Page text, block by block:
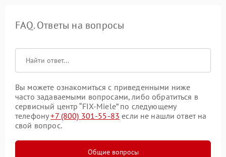
FAQ. Ответы на вопросы
Вы можете ознакомиться с приведенными ниже
часто задаваемыми вопросами, либо обратиться в
сервисный центр “FIX-Miele” по следующему
телефону+7 (800) 301-55-83 если не нашли ответ на
свой вопрос.
Общие вопросы